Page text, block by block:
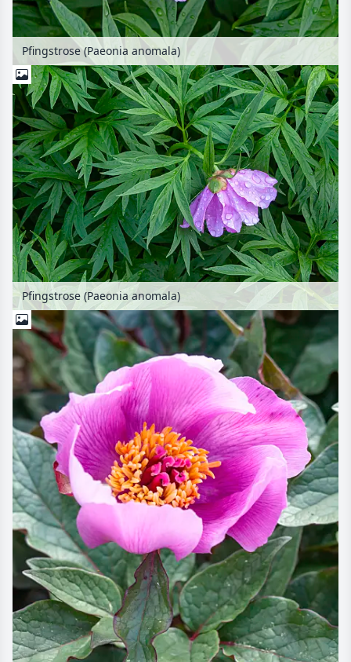
Pfingstrose (Paeonia anomala)
Pfingstrose (Paeonia anomala)